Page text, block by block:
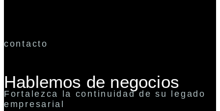
contacto
Hablemos de negocios
Fortalezca la continuidad de su legado
empresarial